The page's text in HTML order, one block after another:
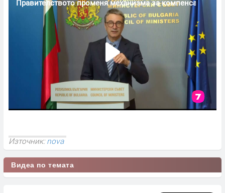
Източник:nova
Видеа по темата